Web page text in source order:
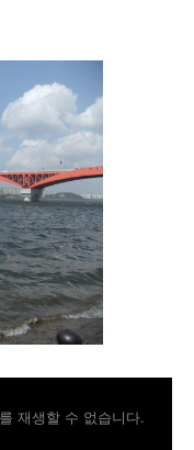
재생할 수 없습니다.